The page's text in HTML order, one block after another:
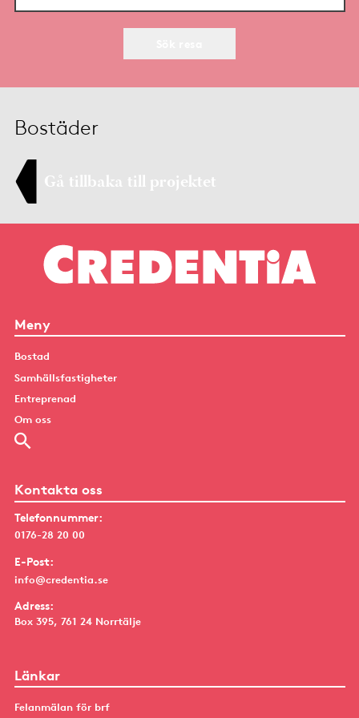
Bostäder
Gå tillbaka till projektet
Meny
Bostad
Samhällsfastigheter
Entreprenad
Om oss
Kontakta oss
Telefonnummer:
0176-28 20 00
E-Post:
info@credentia.se
Adress:
Box 395, 761 24 Norrtälje
Länkar
Felanmälan för brf